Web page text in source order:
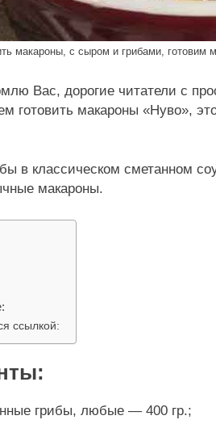
макароны, с сыром и грибами, готовим
Вас, дорогие читатели с
готовить макароны «Нуво»,
в классическом сметанном
макароны.
ссылкой:
грибы, любые — 400 гр.;